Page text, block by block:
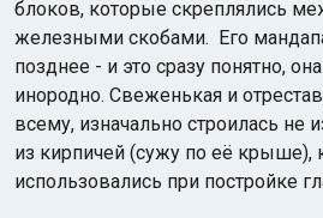
блоков, которые скреплялись
железными скобами. Его
позднее - и это сразу понятно,
инородно. Свеженькая и
всему, изначально строилась не
из кирпичей (сужу по её крыше),
использовались при постройке